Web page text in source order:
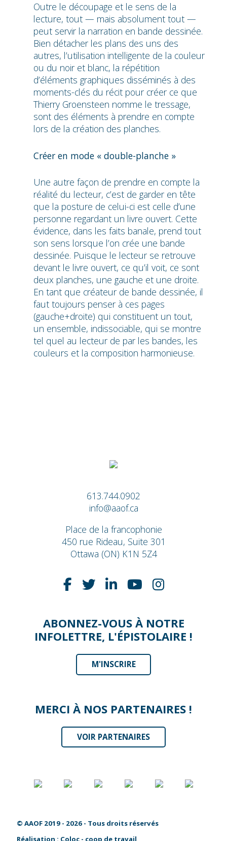
Outre le découpage et le sens de la
lecture, tout — mais absolument tout —
peut servir la narration en bande dessinée.
Bien détacher les plans des uns des
autres, l’utilisation intelligente de la couleur
ou du noir et blanc, la répétition
d’éléments graphiques disséminés à des
moments-clés du récit pour créer ce que
Thierry Groensteen nomme le tressage,
sont des éléments à prendre en compte
lors de la création des planches.
Créer en mode « double-planche »
Une autre façon de prendre en compte la
réalité du lecteur, c’est de garder en tête
que la posture de celui-ci est celle d’une
personne regardant un livre ouvert. Cette
évidence, dans les faits banale, prend tout
son sens lorsque l’on crée une bande
dessinée. Puisque le lecteur se retrouve
devant le livre ouvert, ce qu’il voit, ce sont
deux planches, une gauche et une droite.
En tant que créateur de bande dessinée, il
faut toujours penser à ces pages
(gauche+droite) qui constituent un tout,
un ensemble, indissociable, qui se montre
tel quel au lecteur de par les bandes, les
couleurs et la composition harmonieuse.
613.744.0902
info@aaof.ca
Place de la francophonie
450 rue Rideau, Suite 301
Ottawa (ON) K1N 5Z4
ABONNEZ-VOUS À NOTRE
INFOLETTRE, L'ÉPISTOLAIRE !
M'INSCRIRE
MERCI À NOS PARTENAIRES !
VOIR PARTENAIRES
© AAOF 2019 - 2026 - Tous droits réservés